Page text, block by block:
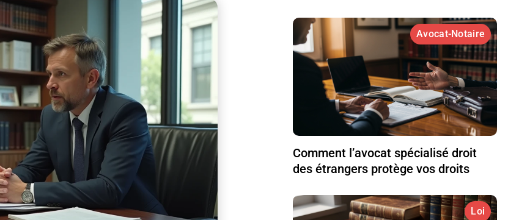
Avocat-Notaire
Comment l’avocat spécialisé droit
des étrangers protège vos droits
Loi